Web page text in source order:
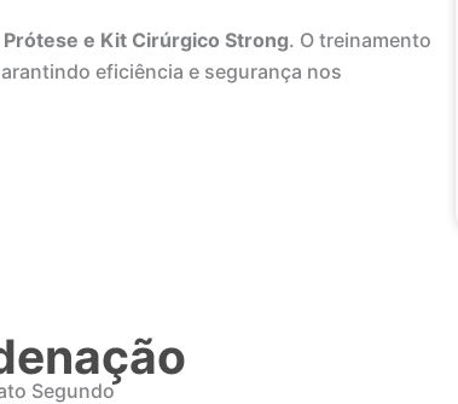
e Kit Cirúrgico Strong. O treinamento
eficiência e segurança nos
Segundo